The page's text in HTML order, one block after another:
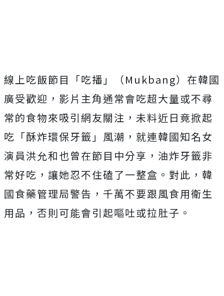
線上吃飯節目「吃播」（Mukbang）在韓國
廣受歡迎，影片主角通常會吃超大量或不尋
常的食物來吸引網友關注，未料近日竟掀起
吃「酥炸環保牙籤」風潮，就連韓國知名女
演員洪允和也曾在節目中分享，油炸牙籤非
常好吃，讓她忍不住磕了一整盒。對此，韓
國食藥管理局警告，千萬不要跟風食用衛生
用品，否則可能會引起嘔吐或拉肚子。